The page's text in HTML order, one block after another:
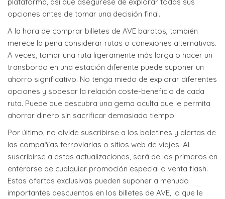
opciones antes de tomar una decisión final.
A la hora de comprar billetes de AVE baratos, también
merece la pena considerar rutas o conexiones alternativas.
A veces, tomar una ruta ligeramente más larga o hacer un
transbordo en una estación diferente puede suponer un
ahorro significativo. No tenga miedo de explorar diferentes
opciones y sopesar la relación coste-beneficio de cada
ruta. Puede que descubra una gema oculta que le permita
ahorrar dinero sin sacrificar demasiado tiempo.
Por último, no olvide suscribirse a los boletines y alertas de
las compañías ferroviarias o sitios web de viajes. Al
suscribirse a estas actualizaciones, será de los primeros en
enterarse de cualquier promoción especial o venta flash.
Estas ofertas exclusivas pueden suponer a menudo
importantes descuentos en los billetes de AVE, lo que le